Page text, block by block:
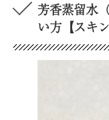
芳香蒸留水
い方【スキ